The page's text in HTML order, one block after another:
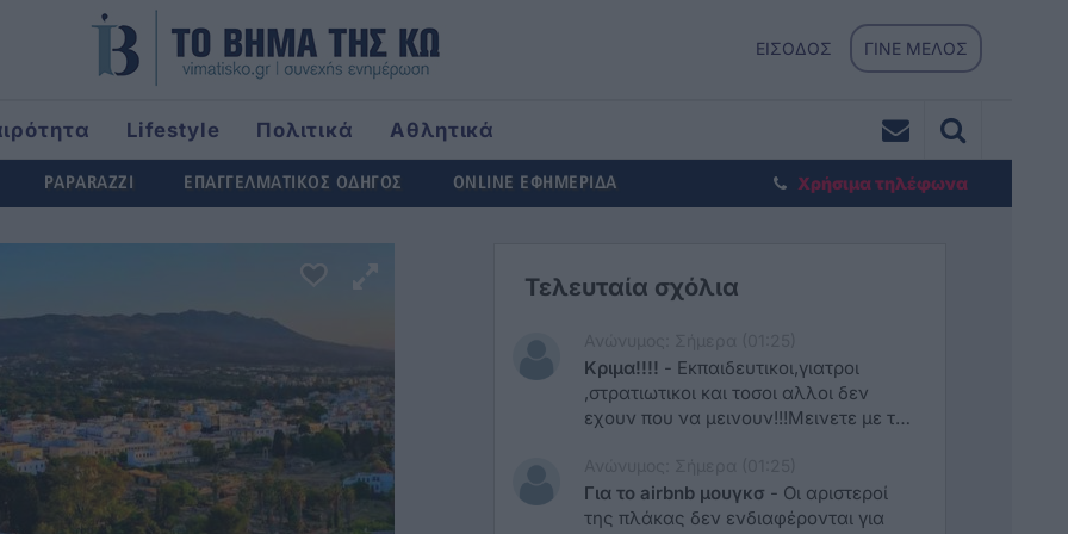
ΕΙΣΟΔΟΣ ΓΙΝΕ ΜΕΛΟΣ
Lifestyle Πολιτικά
Αθλητικά
PAPARAZZI ΕΠΑΓΓΕΛΜΑΤΙΚΟΣ ΟΔΗΓΟΣ ONLINE ΕΦΗΜΕΡΙΔΑ Χρήσιμα τηλέφωνα
Τελευταία σχόλια
Κριμα!!!! - Εκπαιδευτικοι,γιατροι
,στρατιωτικοι και τοσοι αλλοι δεν
εχουν που να μεινουν!!!Μεινετε με τα
Για το airbnb μουγκσ - Οι αριστεροί
της πλάκας δεν ενδιαφέρονται για